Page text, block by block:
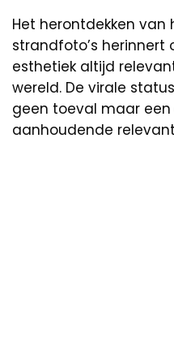
Het herontdekken van
strandfoto’s
esthetiek altijd
wereld. De virale
geen toeval maar
aanhoudende